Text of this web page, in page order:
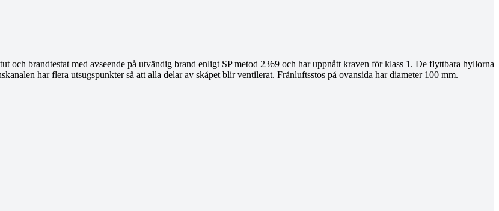
och brandtestat med avseende på utvändig brand enligt SP metod 2369 och har uppnått kraven för klass 1. De flyttbara hyllorna
har flera utsugspunkter så att alla delar av skåpet blir ventilerat. Frånluftsstos på ovansida har diameter 100 mm.